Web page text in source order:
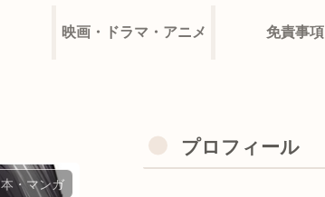
映画・ドラマ・アニメ 免責事項
本・マンガ
プロフィール